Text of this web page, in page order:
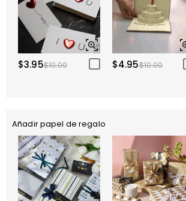
$3.95$10.00 $4.95$10.00
Añadir papel de regalo